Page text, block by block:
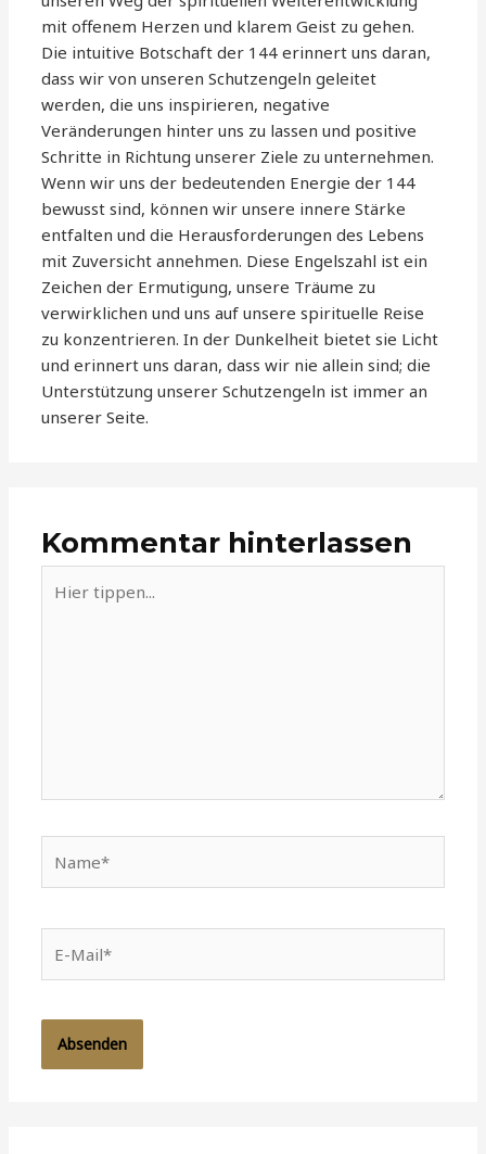
mit offenem Herzen und klarem Geist zu gehen.
Die intuitive Botschaft der 144 erinnert uns daran,
dass wir von unseren Schutzengeln geleitet
werden, die uns inspirieren, negative
Veränderungen hinter uns zu lassen und positive
Schritte in Richtung unserer Ziele zu unternehmen.
Wenn wir uns der bedeutenden Energie der 144
bewusst sind, können wir unsere innere Stärke
entfalten und die Herausforderungen des Lebens
mit Zuversicht annehmen. Diese Engelszahl ist ein
Zeichen der Ermutigung, unsere Träume zu
verwirklichen und uns auf unsere spirituelle Reise
zu konzentrieren. In der Dunkelheit bietet sie Licht
und erinnert uns daran, dass wir nie allein sind; die
Unterstützung unserer Schutzengeln ist immer an
unserer Seite.
Kommentar hinterlassen
tippen...
Mail*